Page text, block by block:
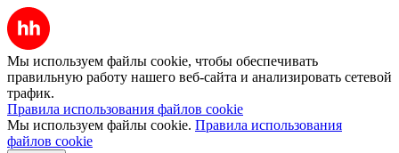
Мы используем файлы cookie, чтобы обеспечивать
правильную работу нашего веб-сайта и анализировать сетевой
трафик.
Правила использования файлов cookie
Мы используем файлы cookie. Правила использования
файлов cookie